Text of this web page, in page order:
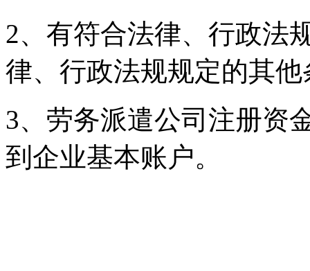
2、有符合法律、行政法
律、行政法规规定的其他
3、劳务派遣公司注册资
到企业基本账户。